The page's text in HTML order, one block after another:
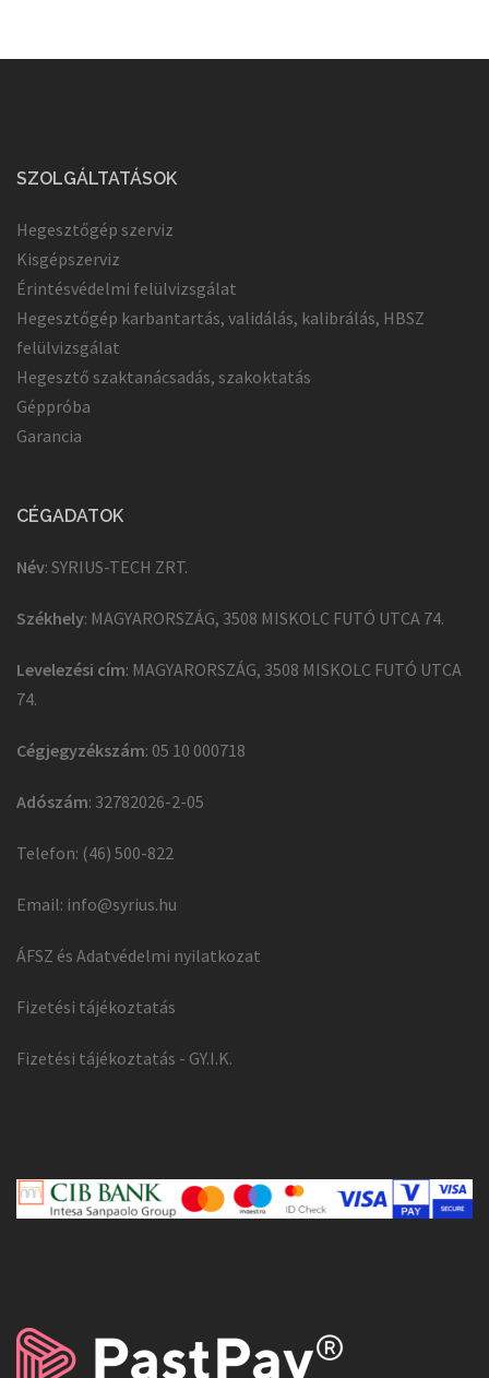
SZOLGÁLTATÁSOK
Hegesztőgép szerviz
Kisgépszerviz
Érintésvédelmi felülvizsgálat
Hegesztőgép karbantartás, validálás, kalibrálás, HBSZ
felülvizsgálat
Hegesztő szaktanácsadás, szakoktatás
Géppróba
Garancia
CÉGADATOK
Név: SYRIUS-TECH ZRT.
Székhely: MAGYARORSZÁG, 3508 MISKOLC FUTÓ UTCA 74.
Levelezési cím: MAGYARORSZÁG, 3508 MISKOLC FUTÓ UTCA
74.
Cégjegyzékszám: 05 10 000718
Adószám: 32782026-2-05
Telefon: (46) 500-822
Email: info@syrius.hu
ÁFSZ és Adatvédelmi nyilatkozat
Fizetési tájékoztatás
Fizetési tájékoztatás - GY.I.K.